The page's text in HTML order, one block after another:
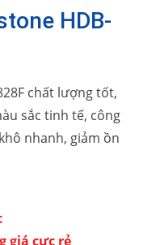
HDB-
chất lượng tốt,
sắc tinh tế, công
nhanh, giảm ồn
giá cực rẻ